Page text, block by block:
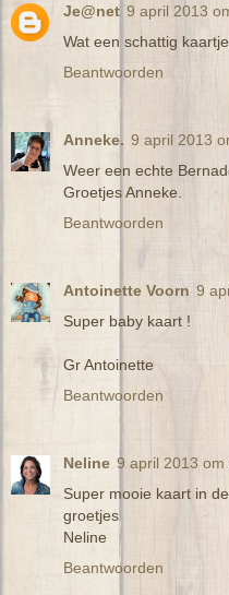
Je@net 9 april 2013
Wat een schattig
Beantwoorden
Anneke. 9 april 2013
Weer een echte
Groetjes Anneke.
Beantwoorden
Antoinette Voorn 9
Super baby kaart !
Gr Antoinette
Beantwoorden
Neline 9 april 2013 om
Super mooie kaart in
groetjes
Neline
Beantwoorden